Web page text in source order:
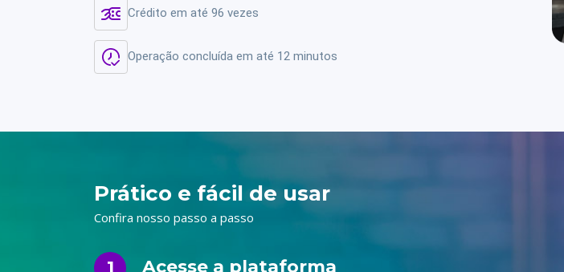
Crédito em até 96 vezes
Operação concluída em até 12 minutos
Prático e fácil de usar
Confira nosso passo a passo
1
Acesse a plataforma